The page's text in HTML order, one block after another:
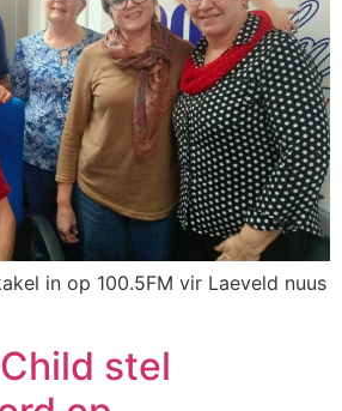
in op 100.5FM vir Laeveld nuus
stel